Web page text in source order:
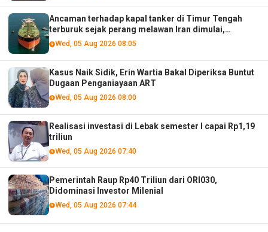
Ancaman terhadap kapal tanker di Timur Tengah
terburuk sejak perang melawan Iran dimulai,
menurut analis
Wed, 05 Aug 2026 08:05
Kasus Naik Sidik, Erin Wartia Bakal Diperiksa Buntut
Dugaan Penganiayaan ART
Wed, 05 Aug 2026 08:00
Realisasi investasi di Lebak semester I capai Rp1,19
triliun
Wed, 05 Aug 2026 07:40
Pemerintah Raup Rp40 Triliun dari ORI030,
Didominasi Investor Milenial
Wed, 05 Aug 2026 07:44